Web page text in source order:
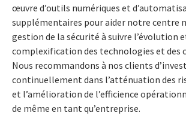
œuvre d’outils numériques et
supplémentaires pour aider notre centre
gestion de la sécurité à suivre l’évolution
complexification des technologies et des
Nous recommandons à nos clients
continuellement dans l’atténuation des
et l’amélioration de l’efficience
de même en tant qu’entreprise.